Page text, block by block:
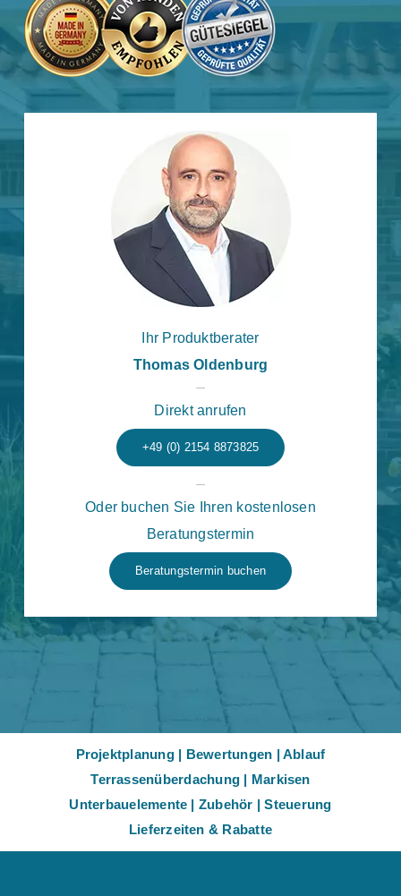
Ihr Produktberater
Thomas Oldenburg
Direkt anrufen
+49 (0) 2154 8873825
Oder buchen Sie Ihren kostenlosen
Beratungstermin
Beratungstermin buchen
Projektplanung| Bewertungen |Ablauf
Terrassenüberdachung | Markisen
Unterbauelemente | Zubehör |Steuerung
Lieferzeiten & Rabatte